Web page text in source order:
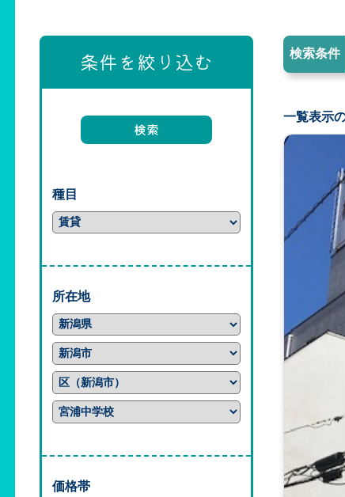
条件を絞り込む
種目
所在地
価格帯
検索条件
一覧表示